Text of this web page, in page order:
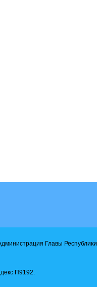
Главы Республики
П9192.